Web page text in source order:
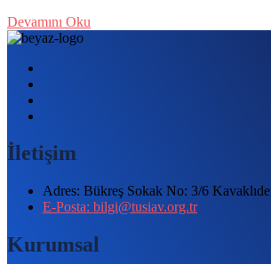
Devamını Oku
İletişim
Adres: Bükreş Sokak No: 3/6
E-Posta: bilgi@tusiav.org.tr
Kurumsal